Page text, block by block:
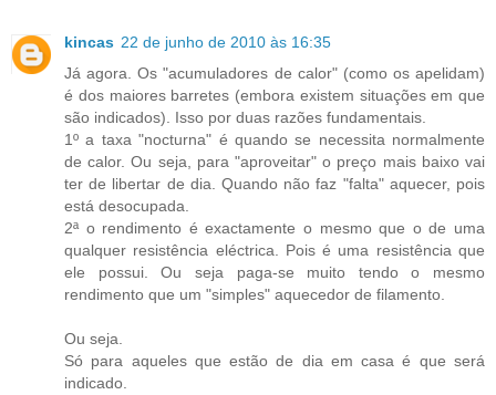
kincas 22 de junho de 2010 às 16:35
Já agora. Os "acumuladores de calor" (como os apelidam)
é dos maiores barretes (embora existem situações em que
são indicados). Isso por duas razões fundamentais.
1º a taxa "nocturna" é quando se necessita normalmente
de calor. Ou seja, para "aproveitar" o preço mais baixo vai
ter de libertar de dia. Quando não faz "falta" aquecer, pois
está desocupada.
2ª o rendimento é exactamente o mesmo que o de uma
qualquer resistência eléctrica. Pois é uma resistência que
ele possui. Ou seja paga-se muito tendo o mesmo
rendimento que um "simples" aquecedor de filamento.
Ou seja.
Só para aqueles que estão de dia em casa é que será
indicado.